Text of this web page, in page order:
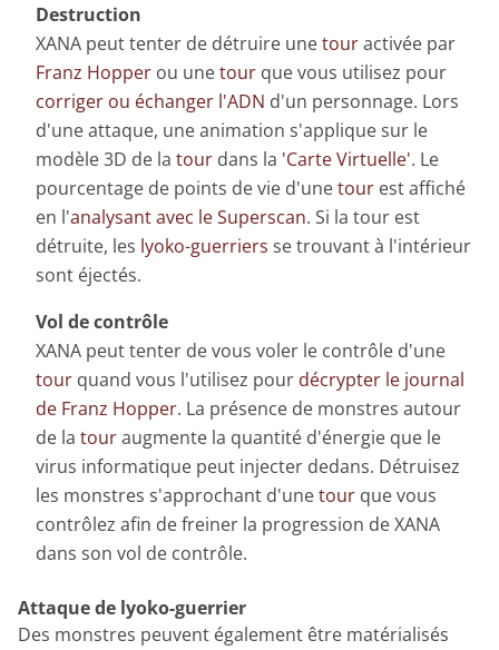
Destruction
XANA peut tenter de détruire unetouractivée par
Franz Hopper ou unetour que vous utilisez pour
corriger ou échanger l'ADN d'un personnage. Lors
d'une attaque, une animation s'applique sur le
modèle 3D de la tour dans la 'Carte Virtuelle'. Le
pourcentage de points de vie d'unetour est affiché
en l'analysant avec le Superscan. Si la tour est
détruite, les lyoko-guerriers se trouvant à l'intérieur
sont éjectés.
Vol de contrôle
XANA peut tenter de vous voler le contrôle d'une
tour quand vous l'utilisez pour décrypter le journal
de Franz Hopper. La présence de monstres autour
de la touraugmente la quantité d'énergie que le
virus informatique peut injecter dedans. Détruisez
les monstres s'approchant d'unetour que vous
contrôlez afin de freiner la progression de XANA
dans son vol de contrôle.
Attaque de lyoko-guerrier
Des monstres peuvent également être matérialisés